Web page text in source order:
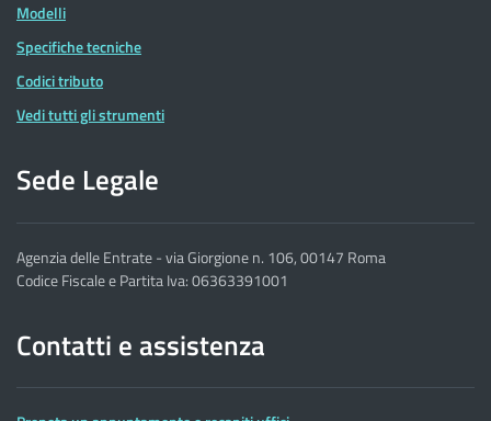
Modelli
Specifiche tecniche
Codici tributo
Vedi tutti gli strumenti
Sede Legale
Agenzia delle Entrate - via Giorgione n. 106, 00147 Roma
Codice Fiscale e Partita Iva: 06363391001
Contatti e assistenza